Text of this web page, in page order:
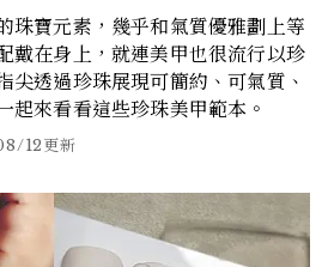
珠寶元素，幾乎和氣質優雅劃上等
戴在身上，就連美甲也很流行以珍
尖透過珍珠展現可簡約、可氣質、
起來看看這些珍珠美甲範本。
12更新